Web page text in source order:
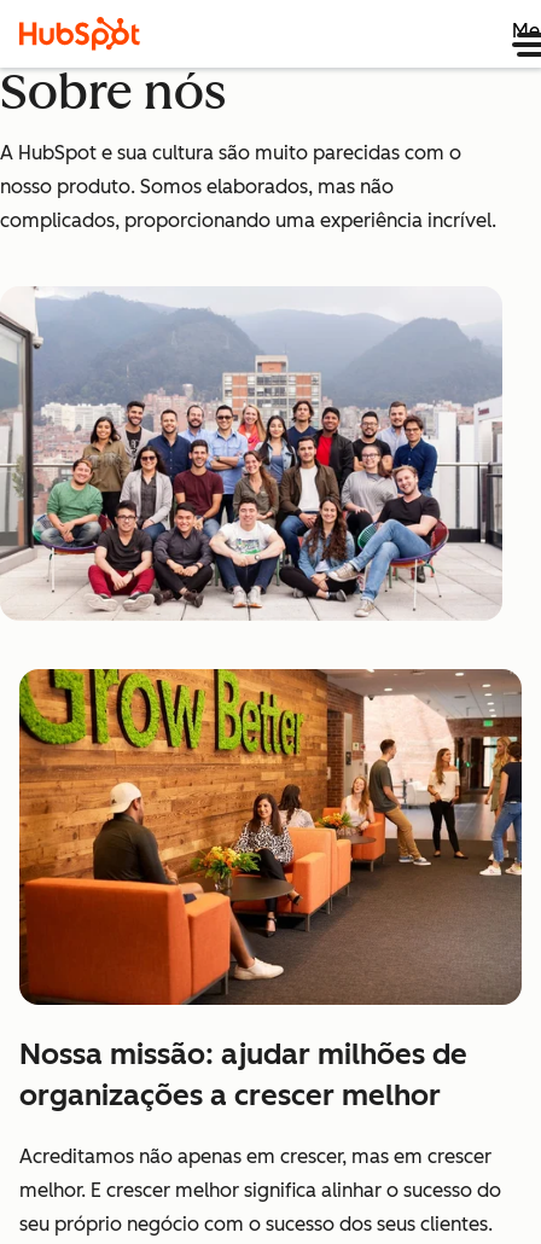
Sobre nós
A HubSpot e sua cultura são muito parecidas com o
nosso produto. Somos elaborados, mas não
complicados, proporcionando uma experiência incrível.
Nossa missão: ajudar milhões de
organizações a crescer melhor
Acreditamos não apenas em crescer, mas em crescer
melhor. E crescer melhor significa alinhar o sucesso do
seu próprio negócio com o sucesso dos seus clientes.